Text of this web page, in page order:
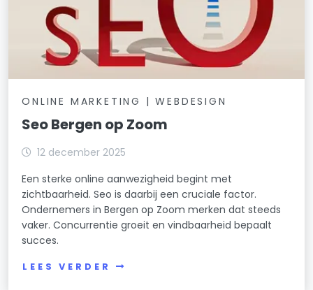
ONLINE MARKETING | WEBDESIGN
Seo Bergen op Zoom
12 december 2025
Een sterke online aanwezigheid begint met
zichtbaarheid. Seo is daarbij een cruciale factor.
Ondernemers in Bergen op Zoom merken dat steeds
vaker. Concurrentie groeit en vindbaarheid bepaalt
succes.
LEES VERDER